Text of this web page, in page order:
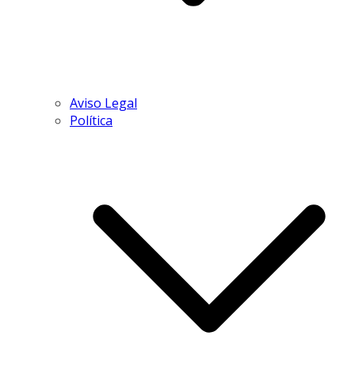
Aviso Legal
Política